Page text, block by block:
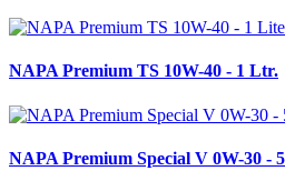
NAPA Premium TS 10W-40 - 1 Ltr.
NAPA Premium Special V 0W-30 -